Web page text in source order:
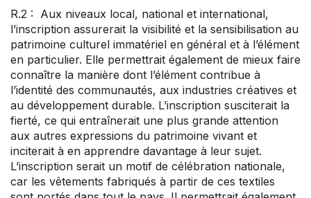
R.2 : Aux niveaux local, national et international,
l’inscription assurerait la visibilité et la sensibilisation au
patrimoine culturel immatériel en général et à l’élément
en particulier. Elle permettrait également de mieux faire
connaître la manière dont l’élément contribue à
l’identité des communautés, aux industries créatives et
au développement durable. L’inscription susciterait la
fierté, ce qui entraînerait une plus grande attention
aux autres expressions du patrimoine vivant et
inciterait à en apprendre davantage à leur sujet.
L’inscription serait un motif de célébration nationale,
car les vêtements fabriqués à partir de ces textiles